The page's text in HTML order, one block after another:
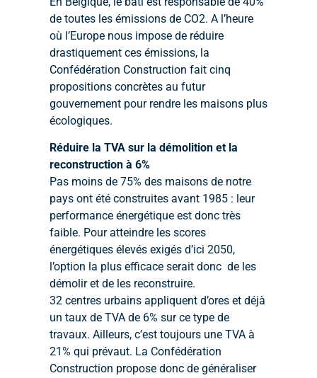
de toutes les émissions de CO2. A l’heure
où l’Europe nous impose de réduire
drastiquement ces émissions, la
Confédération Construction fait cinq
propositions concrètes au futur
gouvernement pour rendre les maisons plus
écologiques.
Réduire la TVA sur la démolition et la
reconstruction à 6%
Pas moins de 75% des maisons de notre
pays ont été construites avant 1985 : leur
performance énergétique est donc très
faible. Pour atteindre les scores
énergétiques élevés exigés d’ici 2050,
l’option la plus efficace serait donc de les
démolir et de les reconstruire.
32 centres urbains appliquent d’ores et déjà
un taux de TVA de 6% sur ce type de
travaux. Ailleurs, c’est toujours une TVA à
21% qui prévaut. La Confédération
Construction propose donc de généraliser